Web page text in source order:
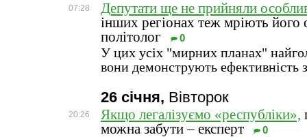
07:28
Депутати ще не прийняли
інших регіонах теж мріють його
політолог
0
У цих усіх "мирних планах"
вони демонструють ефективність
26 січня, Вівторок
20:26 Якщо легалізуємо «республіки»,
можна забути – експерт
0